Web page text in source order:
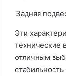
Задняя
Эти
технические
отличным